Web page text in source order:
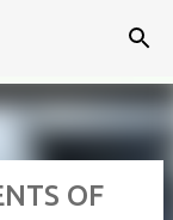
OF